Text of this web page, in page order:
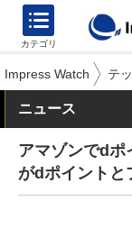
カテゴリ
Impress Watch テ
ニュース
アマゾンでd
がdポイントと